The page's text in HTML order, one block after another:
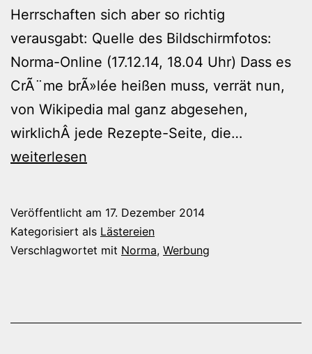
Herrschaften sich aber so richtig
verausgabt: Quelle des Bildschirmfotos:
Norma-Online (17.12.14, 18.04 Uhr) Dass es
CrÃ¨me brÃ»lée heißen muss, verrät nun,
von Wikipedia mal ganz abgesehen,
wirklichÂ jede Rezepte-Seite, die…
weiterlesen
Veröffentlicht am 17. Dezember 2014
Kategorisiert als Lästereien
Verschlagwortet mit Norma, Werbung